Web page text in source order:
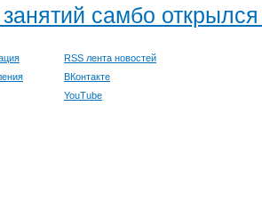
самбо
RSS лента новостей
ВКонтакте
YouTube